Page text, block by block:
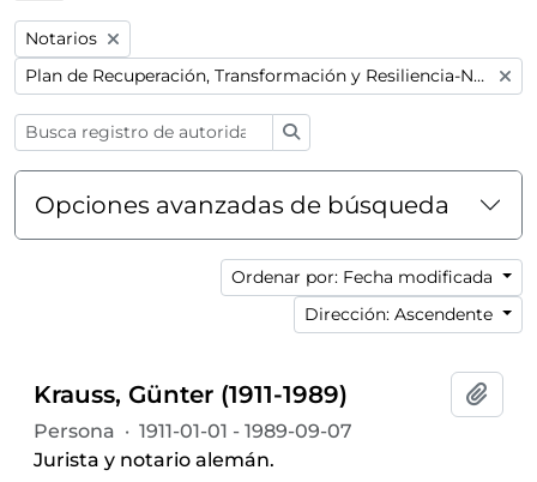
Remove filter:
Notarios
Remove filter:
Plan de Recuperación, Transformación y Resiliencia-Next GenerationEU
Opciones avanzadas de búsqueda
Ordenar por: Fecha modificada
Dirección: Ascendente
Krauss, Günter (1911-1989)
Persona · 1911-01-01 - 1989-09-07
Jurista y notario alemán.